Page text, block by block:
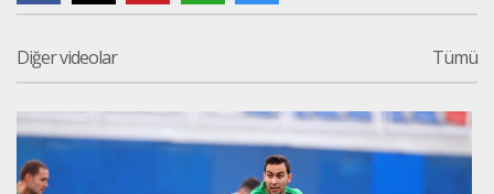
Diğer videolar Tümü